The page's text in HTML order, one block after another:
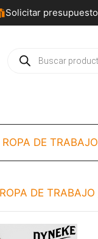
Solicitar presupuesto
Búsqueda
de
ROPA DE TRABAJO
DE TRABAJO